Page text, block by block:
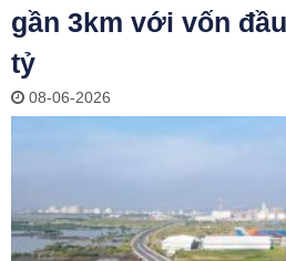
gần 3km với vốn
tỷ
08-06-2026
ĐĂNG KÝ TƯ